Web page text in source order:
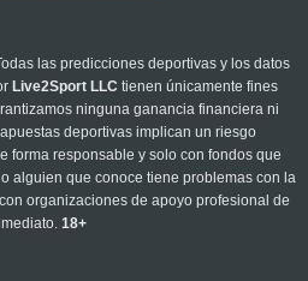
las predicciones deportivas y los datos
Live2Sport LLC tienen únicamente fines
ninguna ganancia financiera ni
deportivas implican un riesgo
forma responsable y solo con fondos que
alguien que conoce tiene problemas con la
organizaciones de apoyo profesional de
18+